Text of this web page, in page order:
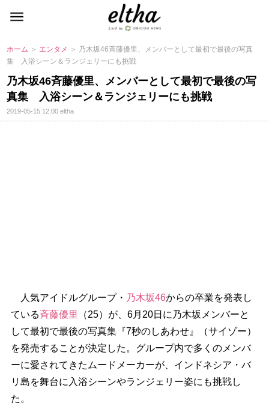
ホーム ＞ エンタメ ＞ 乃木坂46斉藤優里、メンバーとして最初で最後の写真
集 入浴シーン＆ランジェリーにも挑戦
乃木坂46斉藤優里、メンバーとして最初で最後の写
真集 入浴シーン＆ランジェリーにも挑戦
2019-05-15 12:00eltha
人気アイドルグループ・ 乃木坂46からの卒業を発表し
ている斉藤優里
（25）が、6月20日に乃木坂メンバーと
して最初で最後の写真集『7秒のしあわせ』（サイゾー）
を発売することが決定した。グループ内で多くのメンバ
ーに愛されてきたムードメーカーが、インドネシア・バ
リ島を舞台に入浴シーンやランジェリー姿にも挑戦し
た。